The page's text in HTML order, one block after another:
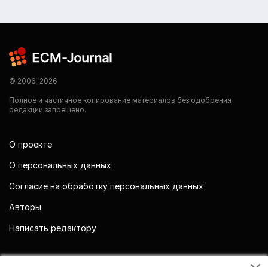
© 2006-2026
Полное и частичное копирование материалов без одобрения
редакции запрещено.
О проекте
О персональных данных
Согласие на обработку персональных данных
Авторы
Написать редактору